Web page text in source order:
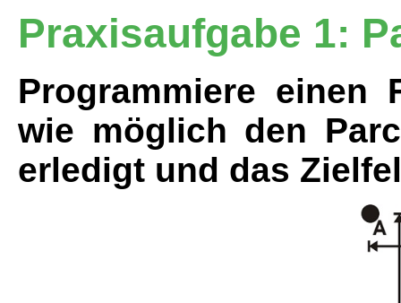
Praxisaufgabe 1:
Programmiere einen
wie möglich den
erledigt und das